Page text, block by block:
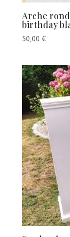
Arche
birthday
50,00 €